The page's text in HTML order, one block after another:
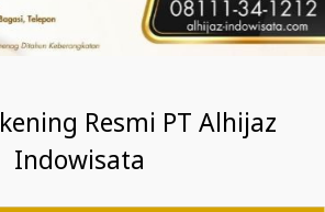
Resmi PT Alhijaz
Indowisata